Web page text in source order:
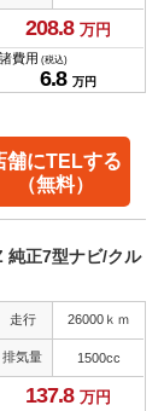
208.8 万円
諸費用 (税込)
6.8 万円
舗にTELする
（無料）
純正7型ナビ/クル
走行 26000ｋｍ
排気量 1500cc
137.8 万円